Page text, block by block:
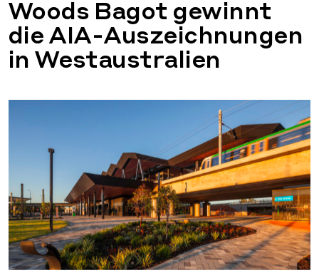
Woods Bagot gewinnt
die AIA-Auszeichnungen
in Westaustralien